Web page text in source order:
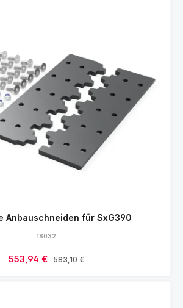
Anbauschneiden für SxG390
18032
Verkaufspreis:
553,94 € Regulärer Preis:
583,10 €